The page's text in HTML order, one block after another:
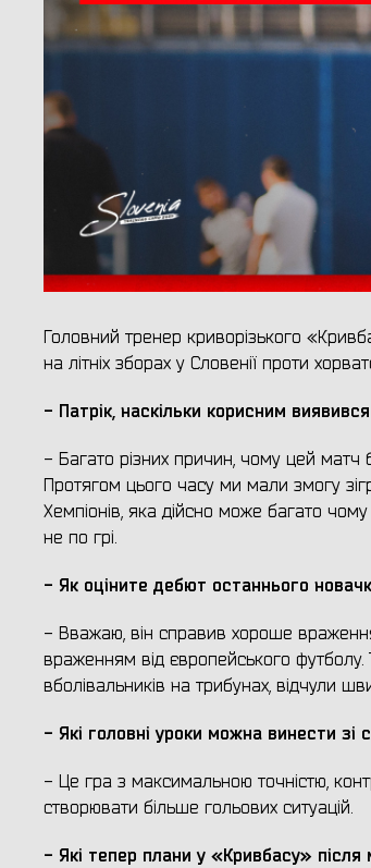
Головний тренер криворізького
на літніх зборах у Словенії проти
- Патрік, наскільки корисним
- Багато різних причин, чому цей матч
Протягом цього часу ми мали змогу
Xемпіонів, яка дійсно може багато
не по грі.
- Як оціните дебют останнього
- Вважаю, він справив хороше
враженням від європейського
вболівальників на трибунах, відчули
- Які головні уроки можна винести зі
- Це гра з максимальною точністю,
створювати більше гольових ситуацій.
- Які тепер плани у «Кривбасу» після